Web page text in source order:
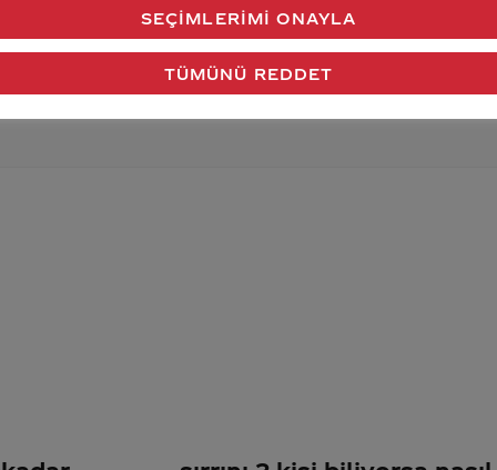
verdiğimiz cevap aklındaki soru işaretlerini giderdi
Gönder
TÜMÜNÜ REDDET
SEÇIMLERIMI ONAYLA